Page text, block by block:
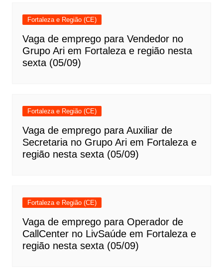
Fortaleza e Região (CE)
Vaga de emprego para Vendedor no
Grupo Ari em Fortaleza e região nesta
sexta (05/09)
Fortaleza e Região (CE)
Vaga de emprego para Auxiliar de
Secretaria no Grupo Ari em Fortaleza e
região nesta sexta (05/09)
Fortaleza e Região (CE)
Vaga de emprego para Operador de
CallCenter no LivSaúde em Fortaleza e
região nesta sexta (05/09)